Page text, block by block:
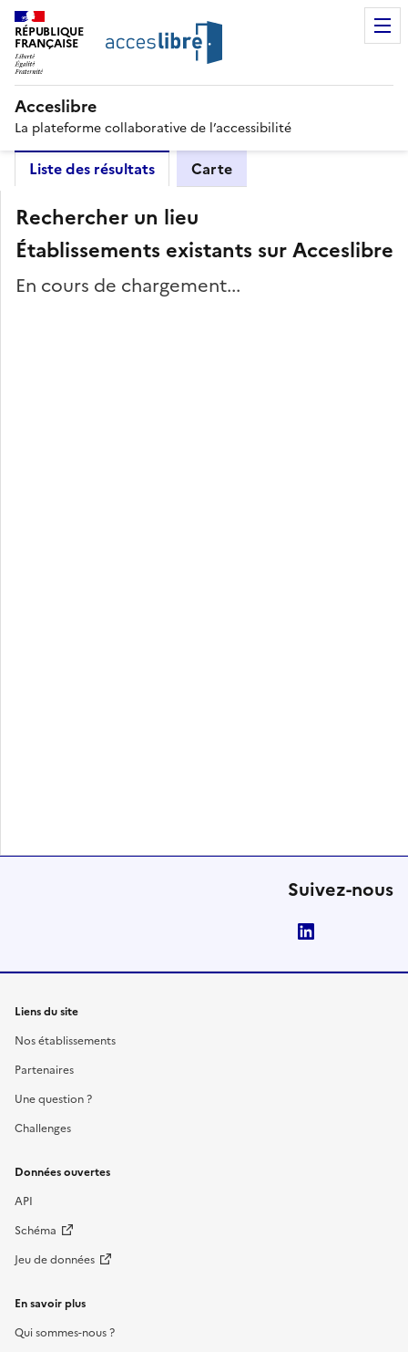
RÉPUBLIQUE
FRANÇAISE
Acceslibre
La plateforme collaborative de l’accessibilité
Liste des résultats Carte
Rechercher un lieu
Établissements existants sur Acceslibre
En cours de chargement...
Suivez-nous
Liens du site
Nos établissements
Partenaires
Une question ?
Challenges
Données ouvertes
API
Schéma
Jeu de données
En savoir plus
Qui sommes-nous ?